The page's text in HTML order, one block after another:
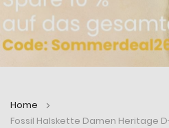
Home
Fossil Halskette Damen Heritage